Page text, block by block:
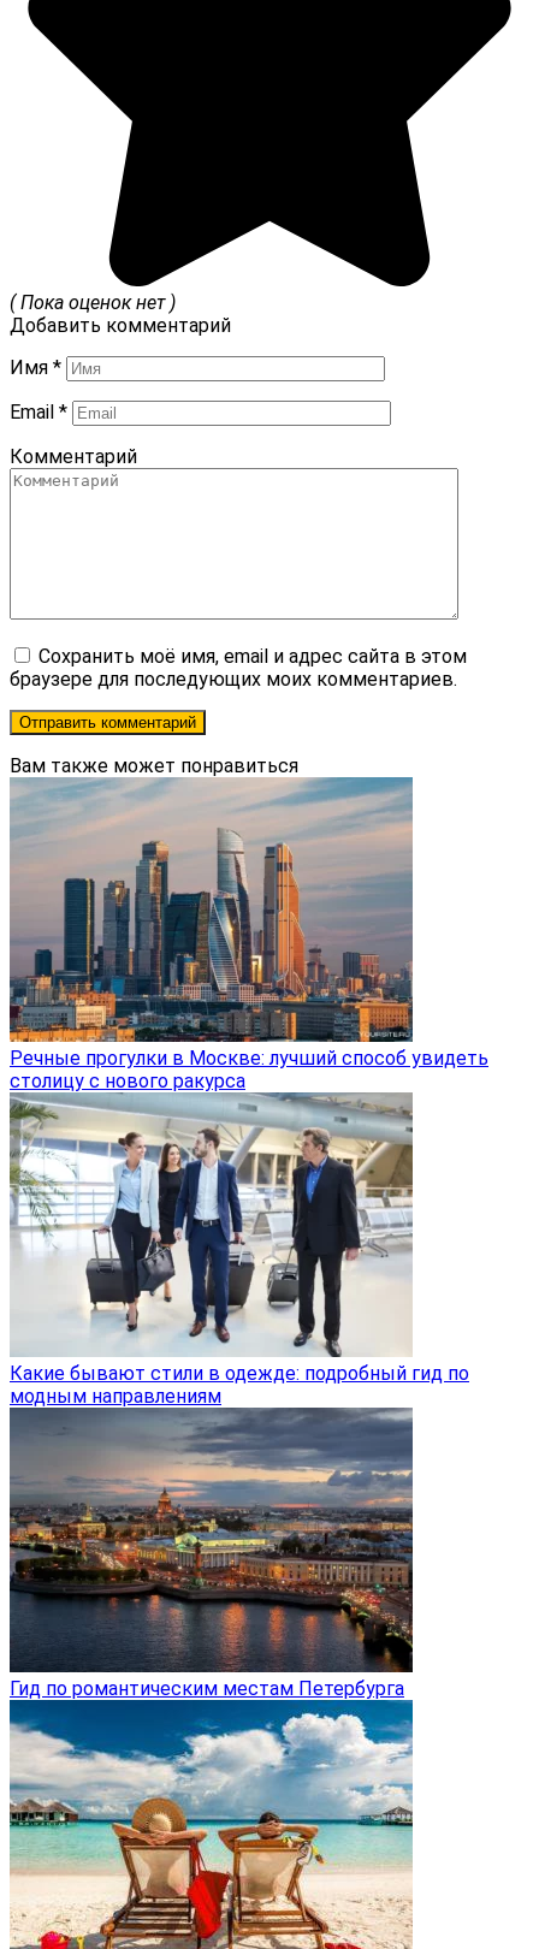
( Пока оценок нет )
Добавить комментарий
Имя *
Email *
Комментарий
Сохранить моё имя, email и адрес сайта в этом
браузере для последующих моих комментариев.
Вам также может понравиться
Речные прогулки в Москве: лучший способ увидеть
столицу с нового ракурса
Какие бывают стили в одежде: подробный гид по
модным направлениям
Гид по романтическим местам Петербурга